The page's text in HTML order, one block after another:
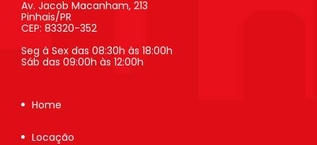
Av. Jacob Macanham, 213
Pinhais/PR
CEP: 83320-352
Seg à Sex das 08:30h às 18:00h
Sáb das 09:00h às 12:00h
Home
Locação